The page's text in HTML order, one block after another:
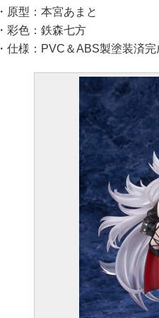
・原型：本宮あまと
・彩色：鉄森七方
・仕様：PVC＆ABS製塗装済完